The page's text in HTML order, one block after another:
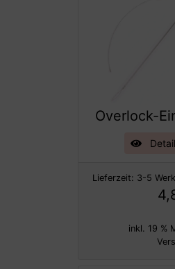
Overlock-
Lieferzeit: 3-5
inkl. 19 %